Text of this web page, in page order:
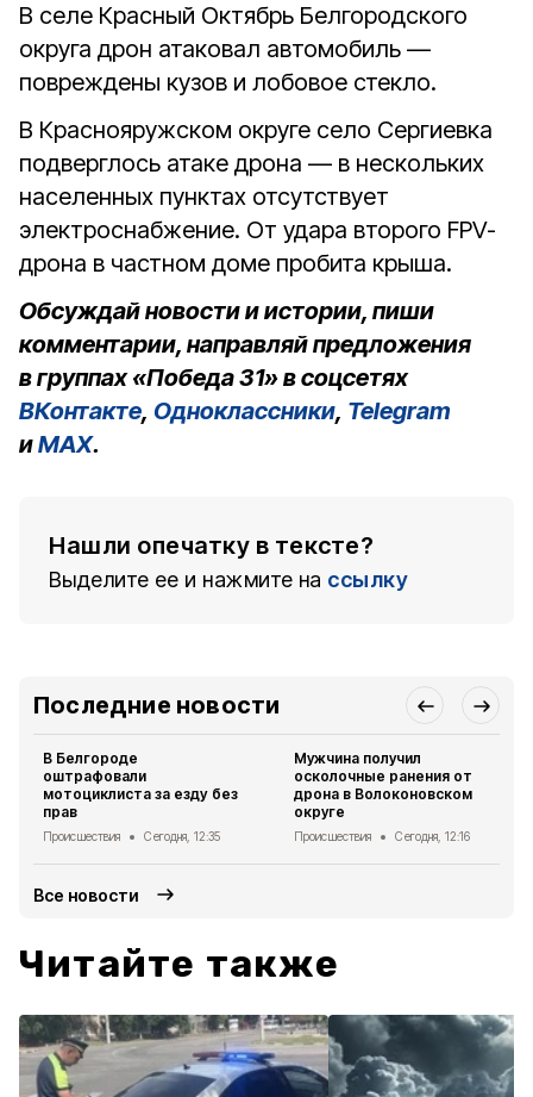
В селе Красный Октябрь Белгородского
округа дрон атаковал автомобиль —
повреждены кузов и лобовое стекло.
В Краснояружском округе село Сергиевка
подверглось атаке дрона — в нескольких
населенных пунктах отсутствует
электроснабжение. От удара второго FPV-
дрона в частном доме пробита крыша.
Обсуждай новости и истории, пиши
комментарии, направляй предложения
в группах «Победа 31» в соцсетях
ВКонтакте, Одноклассники, Telegram
иMAX.
Нашли опечатку в тексте?
Выделите ее и нажмите на ссылку
Последние новости
В Белгороде
оштрафовали
мотоциклиста за езду без
прав
Происшествия Сегодня, 12:35
Мужчина получил
осколочные ранения от
дрона в Волоконовском
округе
Происшествия Сегодня, 12:16
Все новости
Читайте также